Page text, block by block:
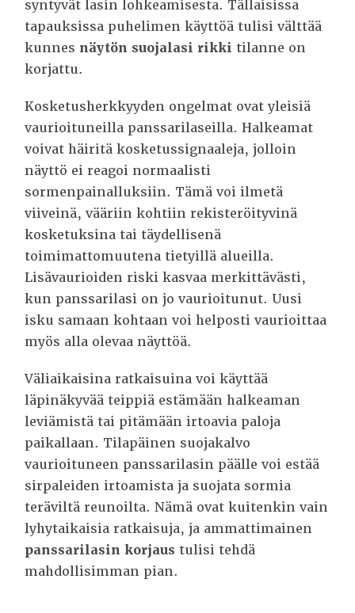
syntyvät lasin lohkeamisesta. Tällaisissa
tapauksissa puhelimen käyttöä tulisi välttää
kunnes näytön suojalasi rikki tilanne on
korjattu.
Kosketusherkkyyden ongelmat ovat yleisiä
vaurioituneilla panssarilaseilla. Halkeamat
voivat häiritä kosketussignaaleja, jolloin
näyttö ei reagoi normaalisti
sormenpainalluksiin. Tämä voi ilmetä
viiveinä, vääriin kohtiin rekisteröityvinä
kosketuksina tai täydellisenä
toimimattomuutena tietyillä alueilla.
Lisävaurioiden riski kasvaa merkittävästi,
kun panssarilasi on jo vaurioitunut. Uusi
isku samaan kohtaan voi helposti vaurioittaa
myös alla olevaa näyttöä.
Väliaikaisina ratkaisuina voi käyttää
läpinäkyvää teippiä estämään halkeaman
leviämistä tai pitämään irtoavia paloja
paikallaan. Tilapäinen suojakalvo
vaurioituneen panssarilasin päälle voi estää
sirpaleiden irtoamista ja suojata sormia
teräviltä reunoilta. Nämä ovat kuitenkin vain
lyhytaikaisia ratkaisuja, ja ammattimainen
panssarilasin korjaus tulisi tehdä
mahdollisimman pian.